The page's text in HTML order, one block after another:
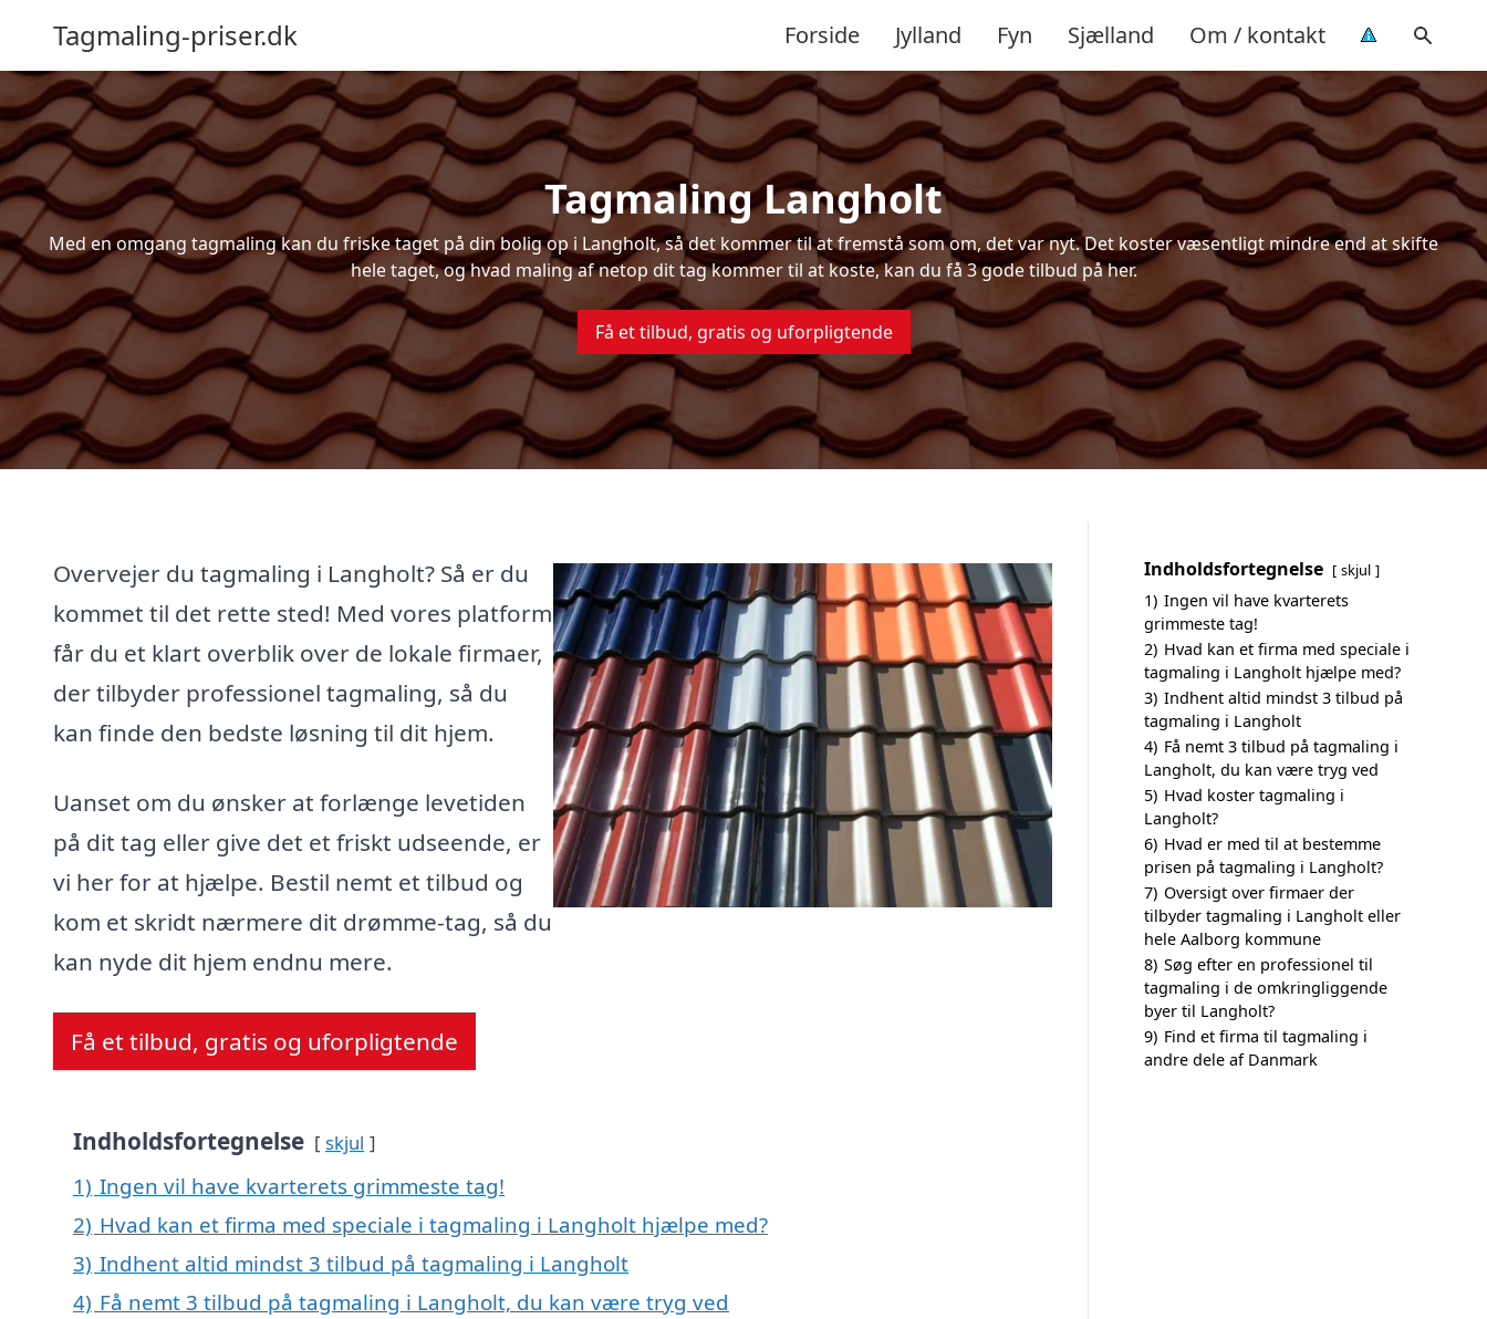
Tagmaling-priser.dk Forside Jylland Fyn Sjælland Om / kontakt
Tagmaling Langholt
Med en omgang tagmaling kan du friske taget på din bolig op i Langholt, så det kommer til at fremstå som om, det var nyt. Det koster væsentligt mindre end at skifte
hele taget, og hvad maling af netop dit tag kommer til at koste, kan du få 3 gode tilbud på her.
Få et tilbud, gratis og uforpligtende
Overvejer du tagmaling i Langholt? Så er du
kommet til det rette sted! Med vores platform
får du et klart overblik over de lokale firmaer,
der tilbyder professionel tagmaling, så du
kan finde den bedste løsning til dit hjem.
Uanset om du ønsker at forlænge levetiden
på dit tag eller give det et friskt udseende, er
vi her for at hjælpe. Bestil nemt et tilbud og
kom et skridt nærmere dit drømme-tag, så du
kan nyde dit hjem endnu mere.
Få et tilbud, gratis og uforpligtende
Indholdsfortegnelse skjul
1) Ingen vil have kvarterets grimmeste tag!
2) Hvad kan et firma med speciale i tagmaling i Langholt hjælpe med?
3) Indhent altid mindst 3 tilbud på tagmaling i Langholt
4) Få nemt 3 tilbud på tagmaling i Langholt, du kan være tryg ved
Indholdsfortegnelse skjul
1) Ingen vil have kvarterets
grimmeste tag!
2) Hvad kan et firma med speciale i
tagmaling i Langholt hjælpe med?
3) Indhent altid mindst 3 tilbud på
tagmaling i Langholt
4) Få nemt 3 tilbud på tagmaling i
Langholt, du kan være tryg ved
5) Hvad koster tagmaling i
Langholt?
6) Hvad er med til at bestemme
prisen på tagmaling i Langholt?
7) Oversigt over firmaer der
tilbyder tagmaling i Langholt eller
hele Aalborg kommune
8) Søg efter en professionel til
tagmaling i de omkringliggende
byer til Langholt?
9) Find et firma til tagmaling i
andre dele af Danmark